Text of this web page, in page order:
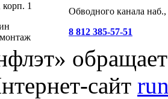
1
Обводного канала
8 812 385-57-51
сайт